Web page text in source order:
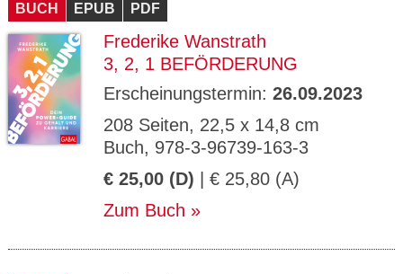
BUCH EPUB PDF
Frederike Wanstrath
3, 2, 1 BEFÖRDERUNG
Erscheinungstermin: 26.09.2023
208 Seiten, 22,5 x 14,8 cm
Buch, 978-3-96739-163-3
€ 25,00 (D) | € 25,80 (A)
Zum Buch